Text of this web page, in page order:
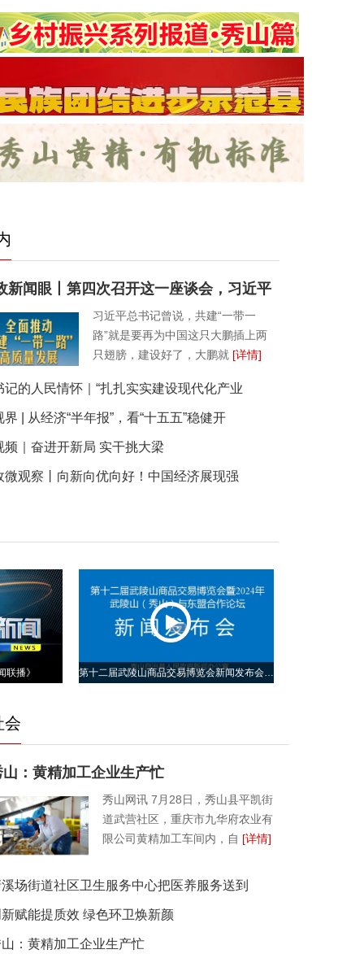
新闻眼丨第四次召开这一座谈会，习近平
习近平总书记曾说，共建“一带一
路”就是要再为中国这只大鹏插上两
只翅膀，建设好了，大鹏就 [详情]
记的人民情怀｜“扎扎实实建设现代化产业
界 | 从经济“半年报”，看“十五五”稳健开
频｜奋进开新局 实干挑大梁
微观察丨向新向优向好！中国经济展现强
联播》 第十二届武陵山商品交易博览会新闻发布会召开
会
山：黄精加工企业生产忙
秀山网讯 7月28日，秀山县平凯街
道武营社区，重庆市九华府农业有
限公司黄精加工车间内，自 [详情]
场街道社区卫生服务中心把医养服务送到
赋能提质效 绿色环卫焕新颜
：黄精加工企业生产忙